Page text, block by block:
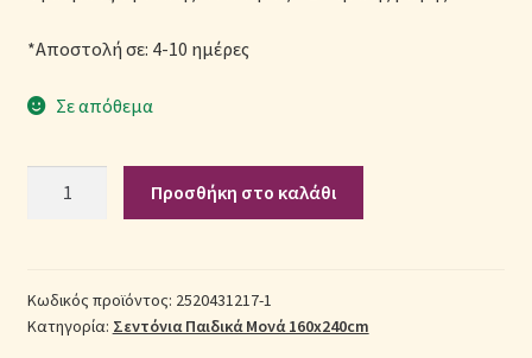
Παπλωματοθήκες
Πικέ Κουβέρτες
Πληρωμές
Σεντόνια Σετ
*Αποστολή σε: 4-10 ημέρες
Σε απόθεμα
Μονά
2520431217-
Προσθήκη στο καλάθι
Κωδικός προϊόντος: 2520431217-1
Κατηγορία: Σεντόνια Παιδικά Μονά 160x240cm